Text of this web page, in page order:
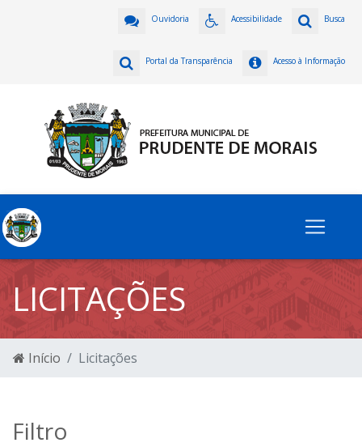
Busca
Acessibilidade
Ouvidoria
Acesso à Informação
Portal da Transparência
LICITAÇÕES
Início Licitações
Filtro